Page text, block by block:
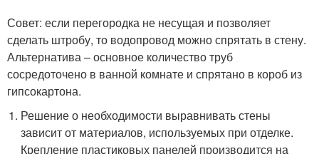
Совет: если перегородка не несущая и позволяет
сделать штробу, то водопровод можно спрятать в стену.
Альтернатива – основное количество труб
сосредоточено в ванной комнате и спрятано в короб из
гипсокартона.
Решение о необходимости выравнивать стены
зависит от материалов, используемых при отделке.
Крепление пластиковых панелей производится на